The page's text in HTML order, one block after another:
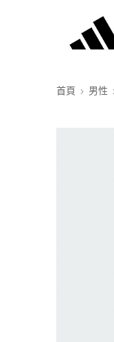
首頁 男性